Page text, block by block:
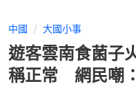
中國 大國小事
遊客雲南食菌子
稱正常 網民嘲